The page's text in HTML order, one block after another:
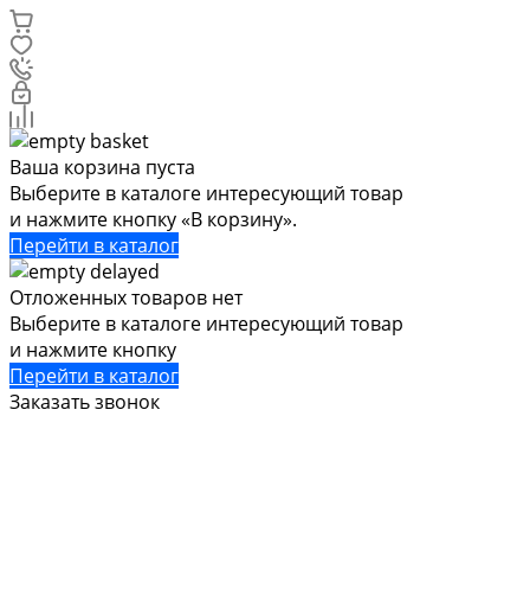
Ваша корзина пуста
Выберите в каталоге интересующий товар
и нажмите кнопку «В корзину».
Перейти в каталог
Отложенных товаров нет
Выберите в каталоге интересующий товар
и нажмите кнопку
Перейти в каталог
Заказать звонок